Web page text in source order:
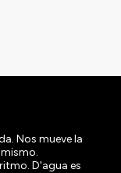
Nos mueve la
D'agua es